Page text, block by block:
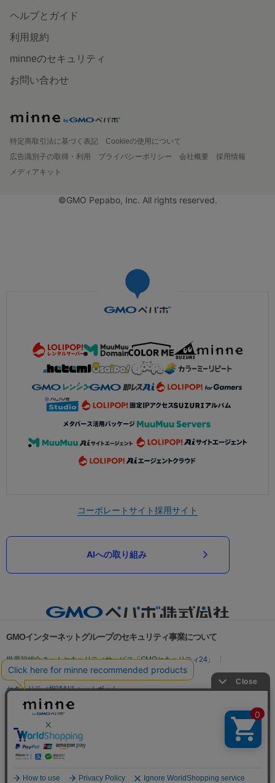
ヘルプとガイド
利用規約
minneのセキュリティ
お問い合わせ
特定商取引法に基づく表記
Cookieの使用について
広告識別子の取得・利用
プライバシーポリシー 会社概要
採用情報
メディアキット
©GMO Pepabo, Inc. All rights reserved.
コーポレートサイト採用サイト
AIへの取り組み
GMOインターネットグループのセキュリティ事業について
世界初総合ネットセキュリティサービス「GMOセキュリティ24」
パスワード漏洩診断
Webサイトリスク診断
セキュリティ相談AIチャットボット
実在証明・盗聴対策
サイバー攻撃対策（GMO Flatt Security）
セキュリティ事業の軌跡